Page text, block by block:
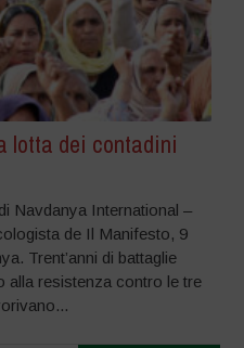
lotta dei contadini
Navdanya International –
de Il Manifesto, 9
Trent’anni di battaglie
alla resistenza contro le tre